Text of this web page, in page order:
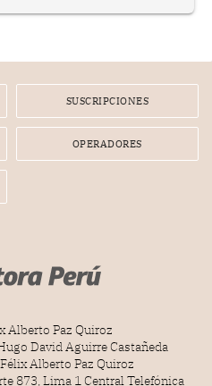
SUSCRIPCIONES
OPERADORES
Alberto Paz Quiroz
David Aguirre Castañeda
Alberto Paz Quiroz
873, Lima 1 Central Telefónica